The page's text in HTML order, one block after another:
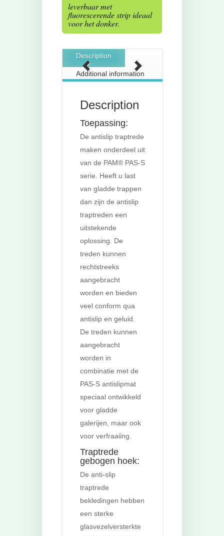
leverbaar met
fluorescerende strip ideaal
voor het donker.
Description
Additional information
Description
Toepassing:
De antislip traptrede
maken onderdeel uit
van de PAM® PAS-S
serie. Heeft u last
van gladde trappen
dan zijn de antislip
traptreden een
uitstekende
oplossing. De
treden kunnen
rechtstreeks
aangebracht
worden en bieden
veel conform qua
antislip en geluid.
De treden kunnen
aangebracht
worden in
combinatie met de
PAS-S antislipmat
speciaal ontwikkeld
voor gladde
galerijen, maar ook
voor verfraaiing.
Traptrede
gebogen hoek:
De anti-slip
traptrede
bekledingen hebben
een sterke
glasvezelversterkte